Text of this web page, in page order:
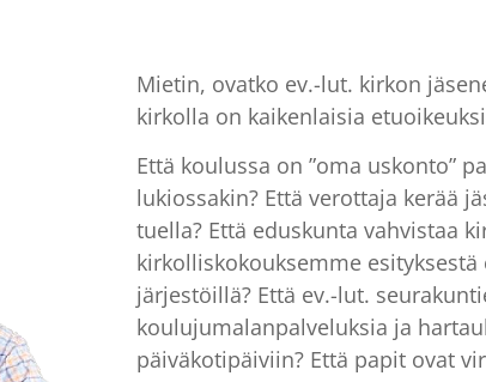
Mietin, ovatko ev.-lut. kirkon
kirkolla on kaikenlaisia
Että koulussa on ”oma uskonto”
lukiossakin? Että verottaja kerää
tuella? Että eduskunta vahvistaa
kirkolliskokouksemme
järjestöillä? Että ev.-lut.
koulujumalanpalveluksia ja
päiväkotipäiviin? Että papit ovat